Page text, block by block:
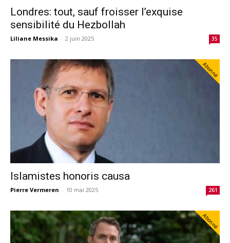
Londres: tout, sauf froisser l’exquise
sensibilité du Hezbollah
Liliane Messika - 2 juin 2025 35
Abonné
Islamistes honoris causa
Pierre Vermeren - 10 mai 2025 261
Abonné